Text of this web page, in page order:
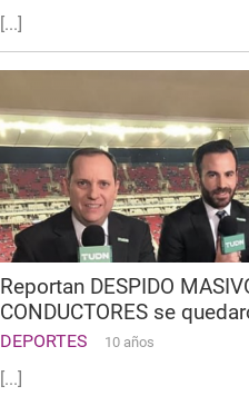
[...]
Reportan DESPIDO
CONDUCTORES se
DEPORTES 10 años
[...]